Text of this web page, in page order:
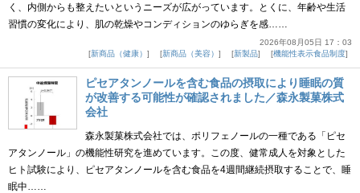
く、内側からも整えたいというニーズが広がっています。とくに、年齢や生活
習慣の変化により、肌の乾燥やコンディションのゆらぎを感……
2026年08月05日 17：03
新商品（健康）
新商品（美容） 新製品 機能性表示食品制度
ピセアタンノールを含む食品の摂取により睡眠の質
が改善する可能性が確認されました／森永製菓株式
会社
森永製菓株式会社では、ポリフェノールの一種である「ピセ
アタンノール」の機能性研究を進めています。この度、健常成人を対象とした
ヒト試験により、ピセアタンノールを含む食品を4週間継続摂取することで、睡
眠中……